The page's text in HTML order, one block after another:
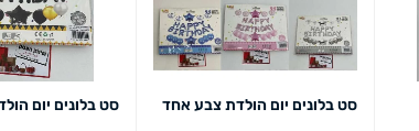
סט בלונים יום הולדת צבע אחד סט בלונים יום